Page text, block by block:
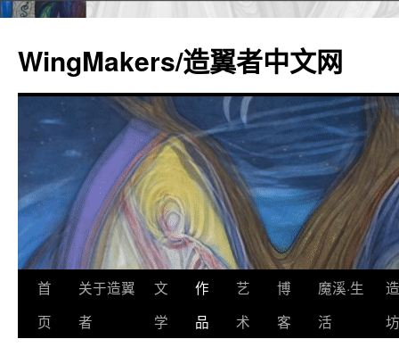
WingMakers/造翼者中文网
跳
至
首
页
关于造翼
者
文
学
作
品
艺
术
博
客
魔溪·生
活
坊